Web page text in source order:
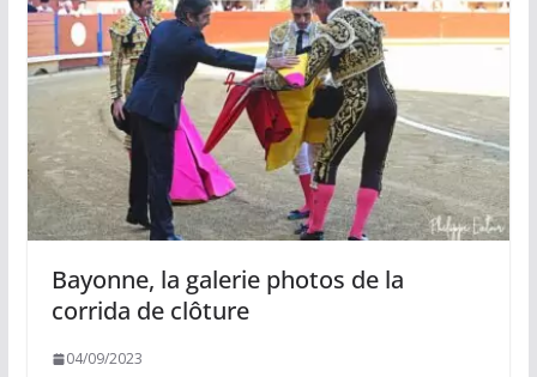
Bayonne, la galerie photos de la
corrida de clôture
04/09/2023